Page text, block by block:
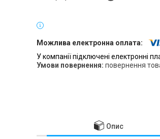
У компанії підключені електронні
повернення
Опис